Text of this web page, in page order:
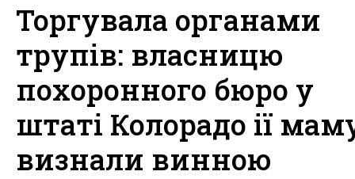
Торгувала органами
трупів: власницю
похоронного бюро у
штаті Колорадо ії
визнали винною